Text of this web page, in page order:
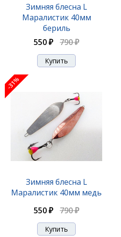
Зимняя блесна L
Маралистик 40мм
бериль
550 ₽
790 ₽
-31%
Зимняя блесна L
Маралистик 40мм медь
550 ₽
790 ₽